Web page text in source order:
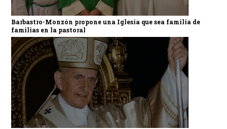
Barbastro-Monzón propone una Iglesia que sea familia de
familias en la pastoral